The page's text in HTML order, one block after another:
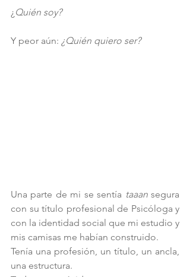
¿ Quién soy?
Y peor aún: ¿Quién quiero ser?
Una parte de mi se sentía taaan segura
con su título profesional de Psicóloga y
con la identidad social que mi estudio y
mis camisas me habían construido.
Tenía una profesión, un título, un ancla,
una estructura.